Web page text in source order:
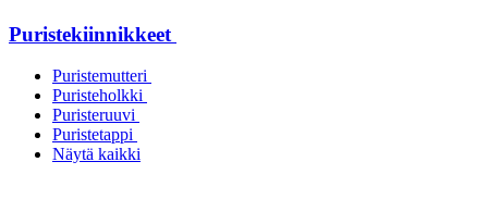
Puristekiinnikkeet
Puristemutteri
Puristeholkki
Puristeruuvi
Puristetappi
Näytä kaikki